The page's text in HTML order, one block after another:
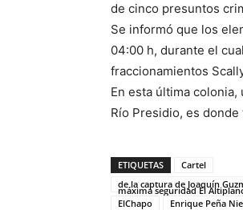
de cinco presuntos
Se informó que los
04:00 h, durante el
fraccionamientos
En esta última
Río Presidio, es
ETIQUETAS
Cartel
de la captura de Joaquín
máxima seguridad El
ElChapo
Enrique Peña